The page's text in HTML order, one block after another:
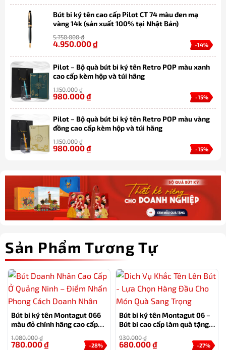
Bút bi ký tên cao cấp Pilot CT 74 màu đen mạ
vàng 14k (sản xuất 100% tại Nhật Bản)
5.750.000₫
-14%
4.950.000₫
Pilot – Bộ quà bút bi ký tên Retro POP màu xanh
cao cấp kèm hộp và túi hãng
1.150.000₫
-15%
980.000₫
Pilot – Bộ quà bút bi ký tên Retro POP màu vàng
đồng cao cấp kèm hộp và túi hãng
1.150.000₫
-15%
980.000₫
Sản Phẩm Tương Tự
Bút bi ký tên Montagut 066
màu đỏ chính hãng cao cấp
1.080.000₫
-28%
780.000₫
Bút bi ký tên Montagut 06 –
Bút bi cao cấp làm quà tặng
930.000₫
-27%
680.000₫